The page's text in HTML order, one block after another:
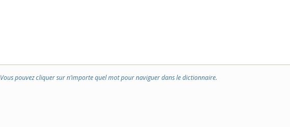
Vous pouvez cliquer sur n’importe quel mot pour naviguer dans le dictionnaire.